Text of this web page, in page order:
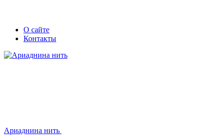
Skip
Secondary
left
navigation
Secondary
right
navigation
О сайте
Контакты
Ариаднина нить